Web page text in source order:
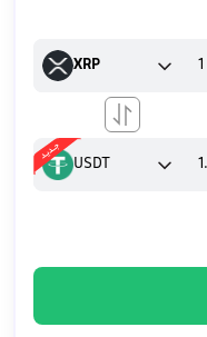
XRP
USDT